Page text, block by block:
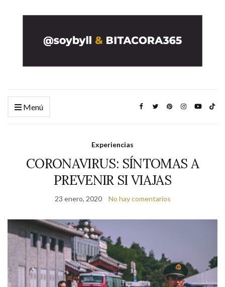
Menú
Experiencias
CORONAVIRUS: SÍNTOMAS A
PREVENIR SI VIAJAS
23 enero, 2020 No hay comentarios